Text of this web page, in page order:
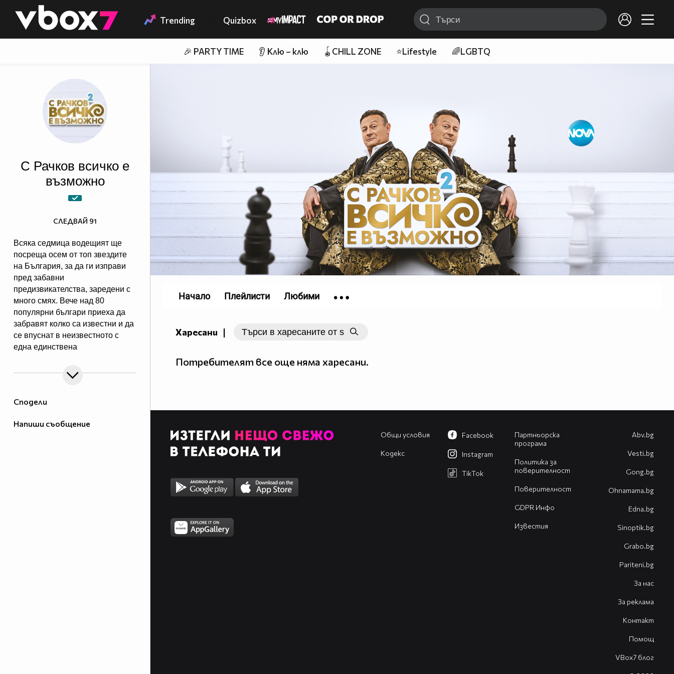
👾 Trending Quizbox
🎉 PARTY TIME 👂 Клю – клю 🪀CHILL ZONE ⭐Lifestyle 🌈LGBTQ
Сподели
Напиши съобщение
С Рачков всичко е
възможно
Всяка седмица водещият ще
посреща осем от топ звездите
на България, за да ги изправи
пред забавни
предизвикателства, заредени с
много смях. Вече над 80
популярни българи приеха да
забравят колко са известни и да
се впуснат в неизвестното с
една единствена
зрителите на NOVA. Гледайте "С
Рачков всичко е възможно" -
СЛЕДВАЙ 91
Харесани |
Потребителят все още няма харесани.
Начало Плейлисти Любими
Общи условия
Кодекс
Партньорска
програма
Политика за
поверителност
Поверителност
GDPR Инфо
Известия
Facebook
Instagram
TikTok
Abv.bg
Vesti.bg
Gong.bg
Оhnamama.bg
Edna.bg
Sinoptik.bg
Grabo.bg
Pariteni.bg
За нас
За реклама
Контакт
Помощ
VBox7 блог